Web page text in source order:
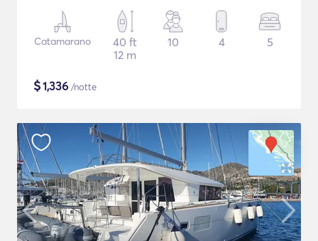
Catamarano
40 ft
12 m
10 4 5
$1,336 /notte